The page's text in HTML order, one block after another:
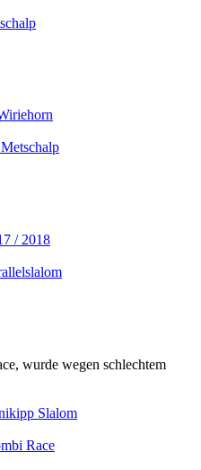
/ 2018
wurde wegen schlechtem
Slalom
Race